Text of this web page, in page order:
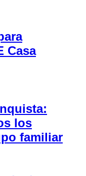
Casa
los
familiar